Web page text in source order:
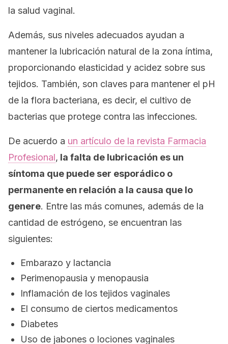
la salud vaginal.
Además, sus niveles adecuados ayudan a
mantener la lubricación natural de la zona íntima,
proporcionando elasticidad y acidez sobre sus
tejidos. También, son claves para mantener el pH
de la flora bacteriana, es decir, el cultivo de
bacterias que protege contra las infecciones.
De acuerdo a un artículo de la revista Farmacia
Profesional, la falta de lubricación es un
síntoma que puede ser esporádico o
permanente en relación a la causa que lo
genere. Entre las más comunes, además de la
cantidad de estrógeno, se encuentran las
siguientes:
Embarazo y lactancia
Perimenopausia y menopausia
Inflamación de los tejidos vaginales
El consumo de ciertos medicamentos
Diabetes
Uso de jabones o lociones vaginales